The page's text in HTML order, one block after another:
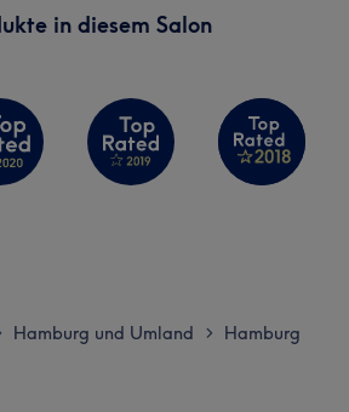
in diesem Salon
Hamburg und Umland > Hamburg